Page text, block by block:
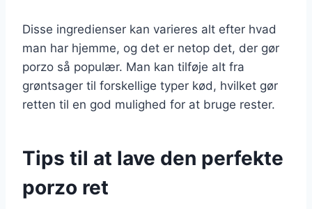
Disse ingredienser kan varieres alt efter hvad
man har hjemme, og det er netop det, der gør
porzo så populær. Man kan tilføje alt fra
grøntsager til forskellige typer kød, hvilket gør
retten til en god mulighed for at bruge rester.
Tips til at lave den perfekte
porzo ret